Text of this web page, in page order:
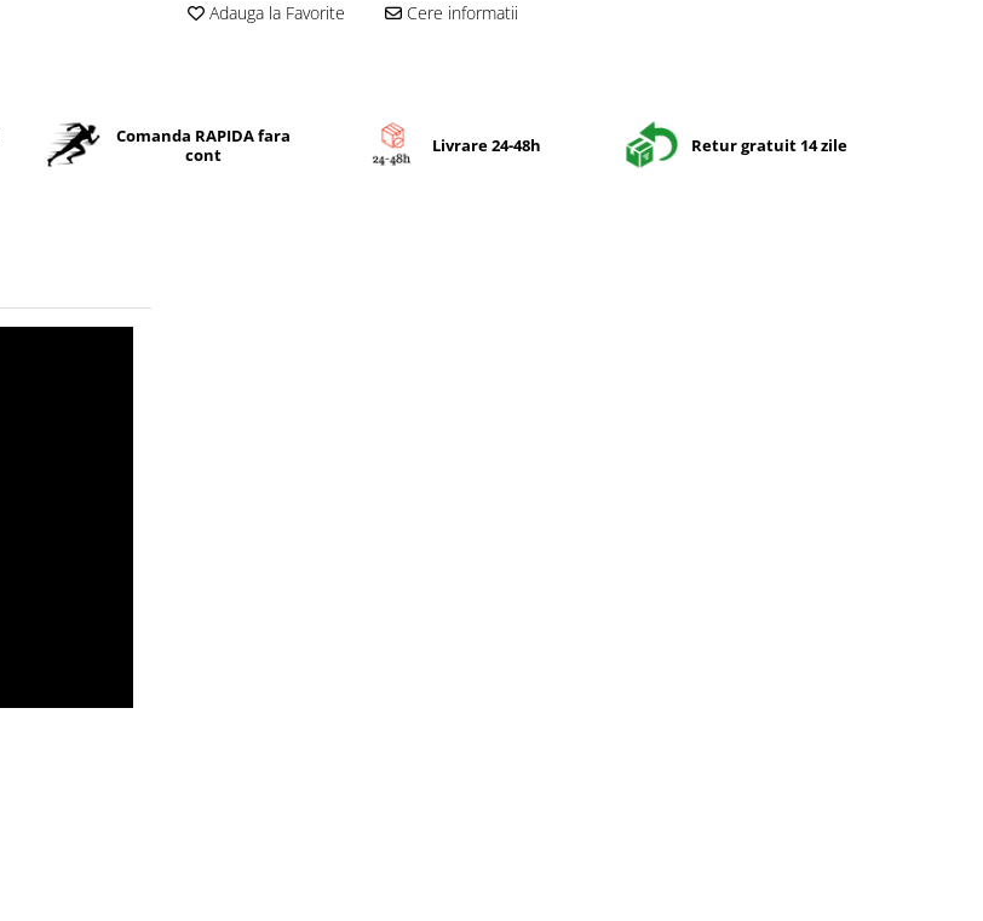
Adauga la Favorite Cere informatii
Comanda RAPIDA fara
cont
Livrare 24-48h Retur gratuit 14 zile